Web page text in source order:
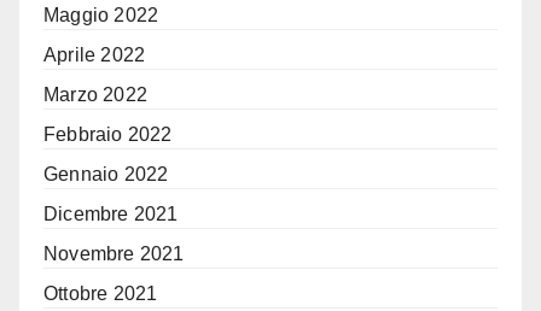
Maggio 2022
Aprile 2022
Marzo 2022
Febbraio 2022
Gennaio 2022
Dicembre 2021
Novembre 2021
Ottobre 2021